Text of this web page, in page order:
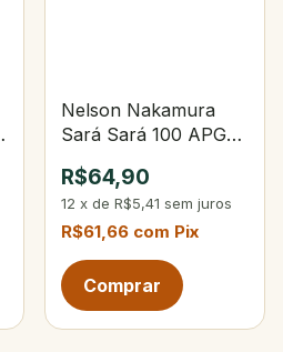
Nelson Nakamura
Sará Sará 100 APG-
Green
R$64,90
12 x de R$5,41 sem juros
R$61,66 com Pix